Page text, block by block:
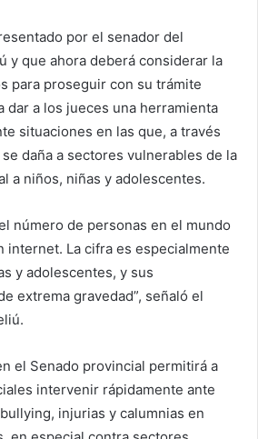
por el senador del
y que ahora deberá considerar la
para proseguir con su trámite
dar a los jueces una herramienta
situaciones en las que, a través
daña a sectores vulnerables de la
a niños, niñas y adolescentes.
número de personas en el mundo
internet. La cifra es especialmente
y adolescentes, y sus
extrema gravedad”, señaló el
el Senado provincial permitirá a
intervenir rápidamente ante
injurias y calumnias en